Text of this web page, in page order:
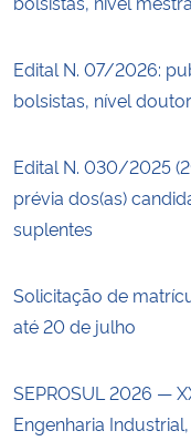
Edital N. 07/2026:
bolsistas, nível
Edital N. 030/2025
prévia dos(as)
suplentes
Solicitação de
até 20 de julho
SEPROSUL 2026 —
Engenharia